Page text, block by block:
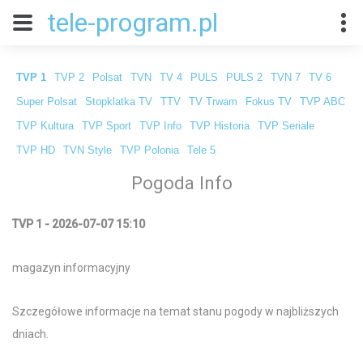
tele-program.pl
TVP 1 TVP 2 Polsat TVN TV 4 PULS PULS 2 TVN 7 TV 6
Super Polsat Stopklatka TV TTV TV Trwam Fokus TV TVP ABC
TVP Kultura TVP Sport TVP Info TVP Historia TVP Seriale
TVP HD TVN Style TVP Polonia Tele 5
Pogoda Info
TVP 1 - 2026-07-07 15:10
magazyn informacyjny
Szczegółowe informacje na temat stanu pogody w najbliższych
dniach.